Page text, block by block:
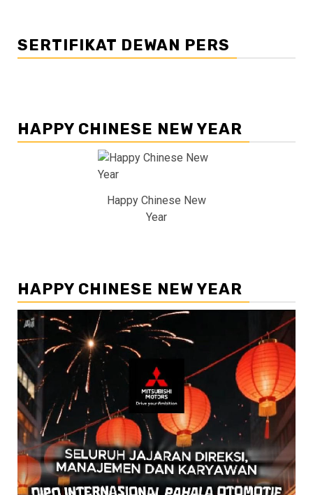
SERTIFIKAT DEWAN PERS
HAPPY CHINESE NEW YEAR
Happy Chinese New
Year
HAPPY CHINESE NEW YEAR
Pemutar